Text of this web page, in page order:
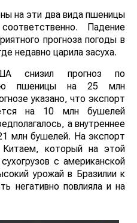
на эти два вида пшеницы
Падение
прогноза погоды в
недавно царила засуха.
снизил прогноз по
пшеницы на 25 млн
указано, что экспорт
на 10 млн бушелей
а внутреннее
млн бушелей. На экспорт
который на этой
с американской
урожай в Бразилии к
негативно повлияла и на